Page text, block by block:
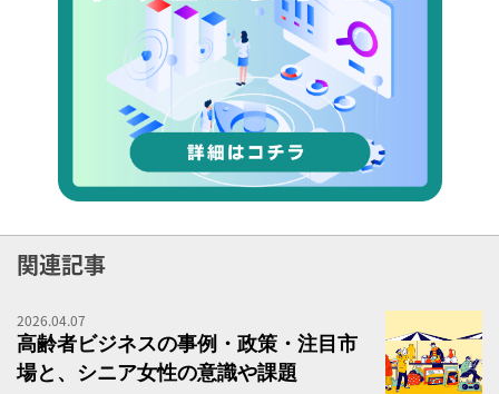
関連記事
2026.04.07
高齢者ビジネスの事例・政策・注目市
場と、シニア女性の意識や課題